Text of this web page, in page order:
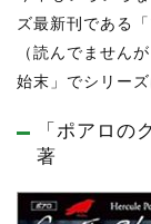
ズ最新刊である
（読んでません
始末」でシリー
「ポアロ
著